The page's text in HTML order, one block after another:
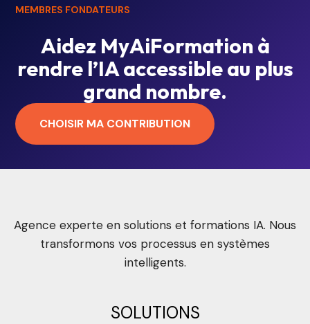
MEMBRES FONDATEURS
Aidez MyAiFormation à
rendre l’IA accessible au plus
grand nombre.
CHOISIR MA CONTRIBUTION
Agence experte en solutions et formations IA. Nous
transformons vos processus en systèmes
intelligents.
SOLUTIONS